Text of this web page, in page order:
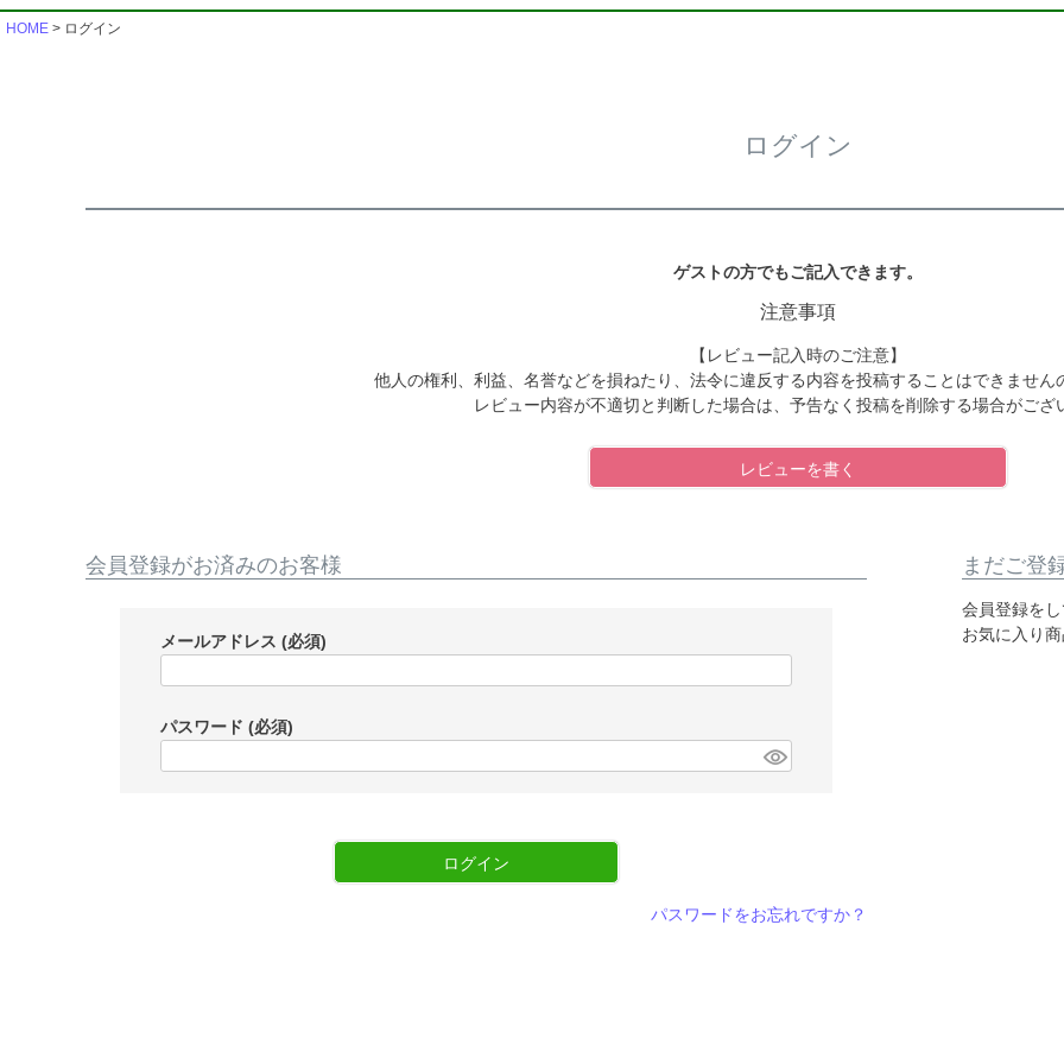
HOME ログイン
ログイン
ゲストの方でもご記入できます。
注意事項
【レビュー記入時のご注意】
他人の権利、利益、名誉などを損ねたり、法令に違反する内容を投稿することはできません
レビュー内容が不適切と判断した場合は、予告なく投稿を削除する場合がござ
レビューを書く
会員登録がお済みのお客様
メールアドレス (必須)
パスワード (必須)
ログイン
パスワードをお忘れですか？
まだご登
会員登録を
お気に入り